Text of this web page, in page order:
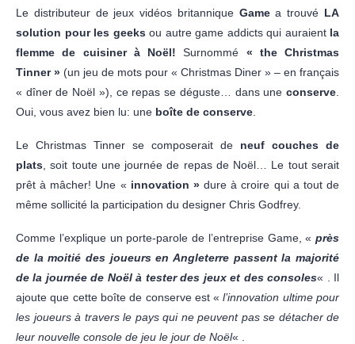
Le distributeur de jeux vidéos britannique Gamea trouvé LA
solution pour les geeksou autre game addicts qui auraientla
flemme de cuisiner à Noël!Surnommé « the Christmas
Tinner » (un jeu de mots pour « Christmas Diner » – en français
« dîner de Noël »), ce repas se déguste… dans une conserve
Oui, vous avez bien lu: une boîte de conserve
Le Christmas Tinner se composerait de neuf couches de
plats , soit toute une journée de repas de Noël… Le tout serait
prêt à mâcher! Une « innovation »dure à croire qui a tout de
même sollicité la participation du designer Chris Godfrey.
Comme l’explique un porte-parole de l’entreprise Game, « près
de la moitié des joueurs en Angleterre passent la majorité
de la journée de Noël à tester des jeux et des consoles« . Il
ajoute que cette boîte de conserve est «l’innovation ultime pour
les joueurs à travers le pays qui ne peuvent pas se détacher de
leur nouvelle console de jeu le jour de Noël« .